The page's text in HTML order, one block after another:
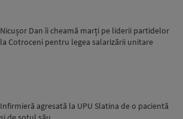
Nicușor Dan îi cheamă marți pe liderii partidelor
la Cotroceni pentru legea salarizării unitare
Infirmieră agresată la UPU Slatina de o pacientă